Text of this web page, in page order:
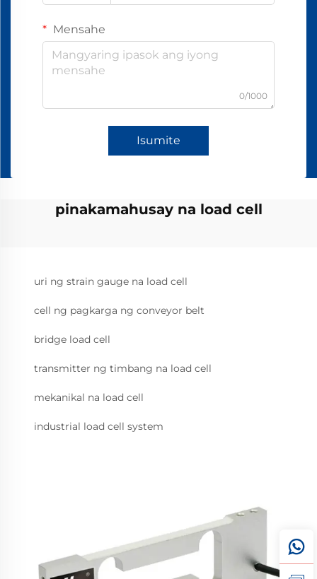
Mensahe
0/1000
Isumite
pinakamahusay na load cell
uri ng strain gauge na load cell
cell ng pagkarga ng conveyor belt
bridge load cell
transmitter ng timbang na load cell
mekanikal na load cell
industrial load cell system